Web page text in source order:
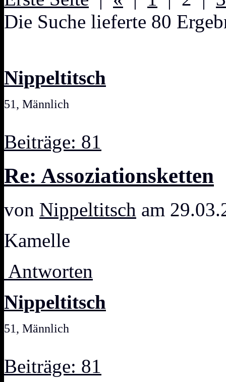
Die Suche lieferte 80
Nippeltitsch
51, Männlich
Beiträge: 81
Re: Assoziationsketten
von Nippeltitsch am
Kamelle
Antworten
Nippeltitsch
51, Männlich
Beiträge: 81